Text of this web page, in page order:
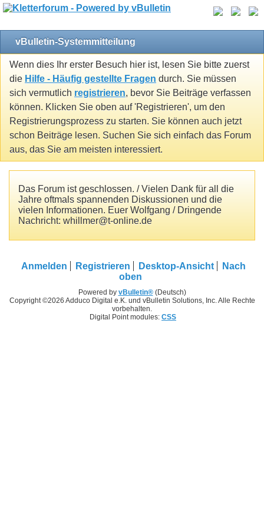
vBulletin-Systemmitteilung
Wenn dies Ihr erster Besuch hier ist, lesen Sie bitte zuerst
die Hilfe - Häufig gestellte Fragen durch. Sie müssen
sich vermutlich registrieren, bevor Sie Beiträge verfassen
können. Klicken Sie oben auf 'Registrieren', um den
Registrierungsprozess zu starten. Sie können auch jetzt
schon Beiträge lesen. Suchen Sie sich einfach das Forum
aus, das Sie am meisten interessiert.
Das Forum ist geschlossen. / Vielen Dank für all die
Jahre oftmals spannenden Diskussionen und die
vielen Informationen. Euer Wolfgang / Dringende
Nachricht: whillmer@t-online.de
Anmelden Registrieren Desktop-Ansicht
Nach
oben
Powered by vBulletin®(Deutsch)
Copyright ©2026 Adduco Digital e.K. und vBulletin Solutions, Inc. Alle Rechte
vorbehalten.
Digital Point modules: CSS